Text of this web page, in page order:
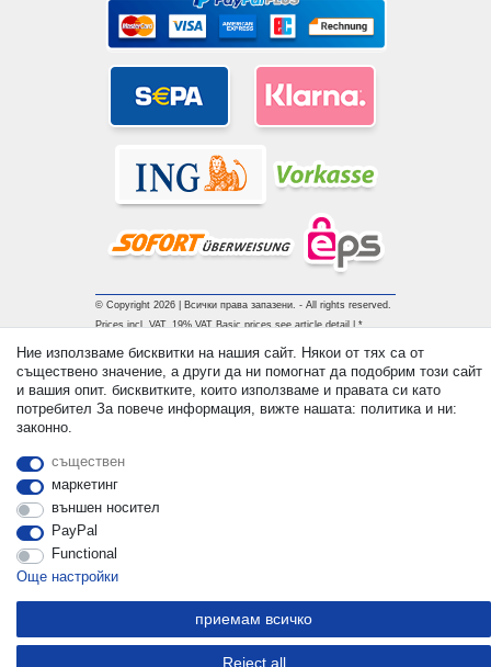
© Copyright 2026 | Всички права запазени. - All rights reserved.
Prices incl. VAT. 19% VAT Basic prices see article detail | *
Withdraw from contract here контакт
Ние използваме бисквитки на нашия сайт. Някои от тях са от
съществено значение, а други да ни помогнат да подобрим този сайт
и вашия опит. бисквитките, които използваме и правата си като
потребител За повече информация, вижте нашата: политика и ни:
законно.
съществен
маркетинг
външен носител
PayPal
Functional
Още настройки
приемам всичко
Reject all